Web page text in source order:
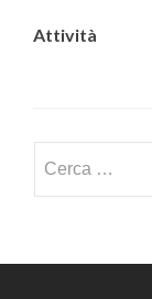
Attività
per: